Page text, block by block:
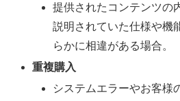
提供されたコンテンツの
説明されていた仕様や機
らかに相違がある場合。
重複購入
システムエラーやお客様